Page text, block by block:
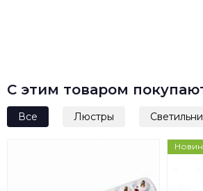
С этим товаром
Все Люстры